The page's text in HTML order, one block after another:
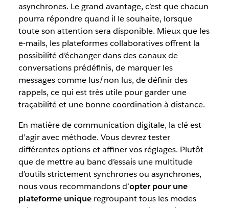
asynchrones. Le grand avantage, c’est que chacun
pourra répondre quand il le souhaite, lorsque
toute son attention sera disponible. Mieux que les
e-mails, les plateformes collaboratives offrent la
possibilité d’échanger dans des canaux de
conversations prédéfinis, de marquer les
messages comme lus/non lus, de définir des
rappels, ce qui est très utile pour garder une
traçabilité et une bonne coordination à distance.
En matière de communication digitale, la clé est
d’agir avec méthode. Vous devrez tester
différentes options et affiner vos réglages. Plutôt
que de mettre au banc d’essais une multitude
d’outils strictement synchrones ou asynchrones,
nous vous recommandons d’opter pour une
plateforme uniqueregroupant tous les modes